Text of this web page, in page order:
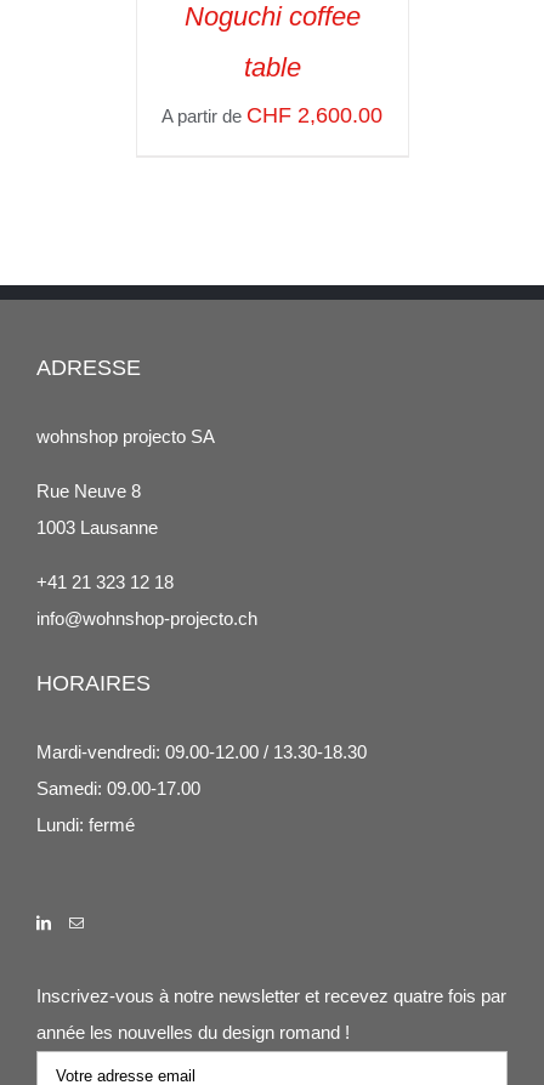
SELECT OPTIONS
Noguchi coffee
table
A partir de CHF 2,600.00
ADRESSE
wohnshop projecto SA
Rue Neuve 8
1003 Lausanne
+41 21 323 12 18
info@wohnshop-projecto.ch
HORAIRES
Mardi-vendredi: 09.00-12.00 / 13.30-18.30
Samedi: 09.00-17.00
Lundi: fermé
Inscrivez-vous à notre newsletter et recevez quatre fois par
année les nouvelles du design romand !